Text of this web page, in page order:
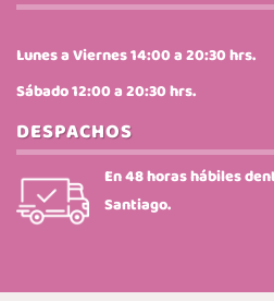
Lunes a Viernes 14:00 a 20:30 hrs.
Sábado 12:00 a 20:30 hrs.
DESPACHOS
En 48 horas hábiles
Santiago.